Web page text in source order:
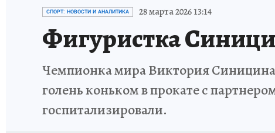
ИСПЫТАНО НА СЕБЕ
СПОРТ: НОВОСТИ И АНАЛИТИКА 28 марта 2026 13:14
Фигуристка
Чемпионка мира Виктория Синицина
голень коньком в прокате с
госпитализировали.